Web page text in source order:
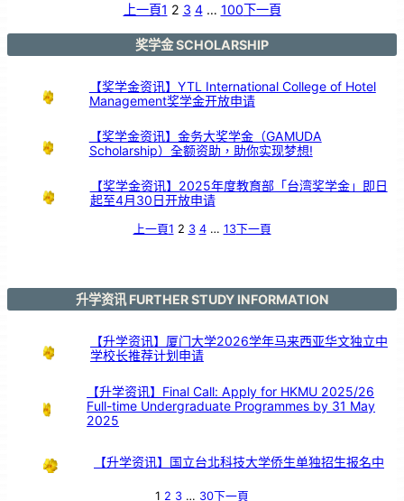
，
好
上一頁1 2 3 4 … 100下一頁
奖学金 SCHOLARSHIP
【奖学金资讯】YTL International College of Hotel
Management奖学金开放申请
【奖学金资讯】金务大奖学金（GAMUDA
Scholarship）全额资助，助你实现梦想!
【奖学金资讯】2025年度教育部「台湾奖学金」即日
起至4月30日开放申请
上一頁1 2 3 4 … 13下一頁
升学资讯 FURTHER STUDY INFORMATION
【升学资讯】厦门大学2026学年马来西亚华文独立中
学校长推荐计划申请
【升学资讯】Final Call: Apply for HKMU 2025/26
Full-time Undergraduate Programmes by 31 May
2025
【升学资讯】国立台北科技大学侨生单独招生报名中
1 2 3 … 30下一頁